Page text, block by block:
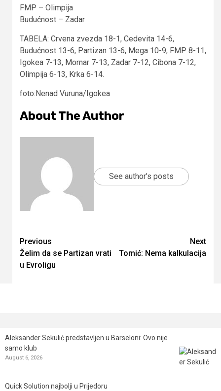
FMP – Olimpija
Budućnost – Zadar
TABELA: Crvena zvezda 18-1, Cedevita 14-6,
Budućnost 13-6, Partizan 13-6, Mega 10-9, FMP 8-11,
Igokea 7-13, Mornar 7-13, Zadar 7-12, Cibona 7-12,
Olimpija 6-13, Krka 6-14.
foto:Nenad Vuruna/Igokea
About The Author
See author's posts
Continue
Reading
Previous
Želim da se Partizan vrati
u Evroligu
Next
Tomić: Nema kalkulacija
Aleksander Sekulić predstavljen u Barseloni: Ovo nije
samo klub
August 6, 2026
Quick Solution najbolji u Prijedoru